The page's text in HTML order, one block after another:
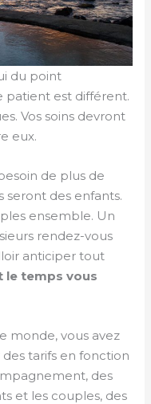
du point
patient est différent.
Vos soins devront
eux.
de plus de
seront des enfants.
ensemble. Un
rendez-vous
anticiper tout
le temps vous
monde, vous avez
tarifs en fonction
des
et les couples, des